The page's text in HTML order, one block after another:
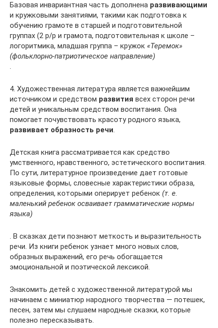
Базовая инвариантная часть дополнена развивающими
и кружковыми занятиями, такими как подготовка к
обучению грамоте в старшей и подготовительной
группах (2 р/р и грамота, подготовительная к школе –
логоритмика, младшая группа – кружок «Теремок»
(фольклорно-патриотическое направление)
.
4. Художественная литература является важнейшим
источником и средством развития всех сторон речи
детей и уникальным средством воспитания. Она
помогает почувствовать красоту родного языка,
развивает образность речи.
Детская книга рассматривается как средство
умственного, нравственного, эстетического воспитания.
По сути, литературное произведение дает готовые
языковые формы, словесные характеристики образа,
определения, которыми оперирует ребенок (т. е.
маленький ребенок осваивает грамматические нормы
языка)
. В сказках дети познают меткость и выразительность
речи. Из книги ребенок узнает много новых слов,
образных выражений, его речь обогащается
эмоциональной и поэтической лексикой.
Знакомить детей с художественной литературой мы
начинаем с миниатюр народного творчества — потешек,
песен, затем мы слушаем народные сказки, которые
полезно пересказывать.